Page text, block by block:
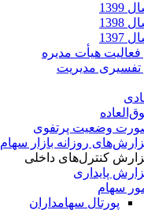
1399
1398
1397
هیأت مدیره
مدیریت
وضعیت پرتفوی
روزانه بازار سهام
کنترل‌های داخلی
پایداری
سهام
پورتال سهامداران